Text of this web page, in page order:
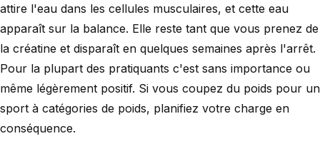
attire l'eau dans les cellules musculaires, et cette eau
apparaît sur la balance. Elle reste tant que vous prenez de
la créatine et disparaît en quelques semaines après l'arrêt.
Pour la plupart des pratiquants c'est sans importance ou
même légèrement positif. Si vous coupez du poids pour un
sport à catégories de poids, planifiez votre charge en
conséquence.